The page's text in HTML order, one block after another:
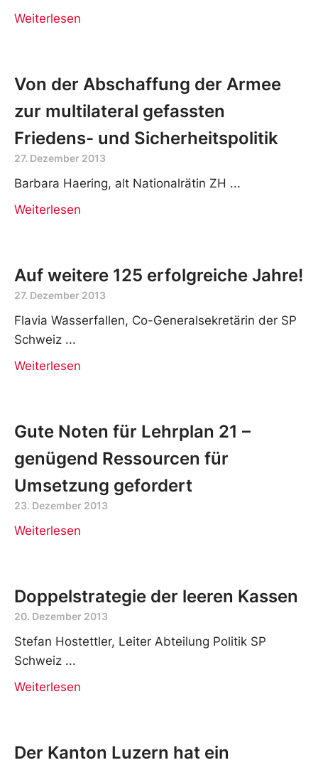
Weiterlesen
Von der Abschaffung der Armee
zur multilateral gefassten
Friedens- und Sicherheitspolitik
27. Dezember 2013
Barbara Haering, alt Nationalrätin ZH
Weiterlesen
Auf weitere 125 erfolgreiche Jahre!
27. Dezember 2013
Flavia Wasserfallen, Co-Generalsekretärin der SP
Schweiz
Weiterlesen
Gute Noten für Lehrplan 21 –
genügend Ressourcen für
Umsetzung gefordert
23. Dezember 2013
Weiterlesen
Doppelstrategie der leeren Kassen
20. Dezember 2013
Stefan Hostettler, Leiter Abteilung Politik SP
Schweiz
Weiterlesen
Der Kanton Luzern hat ein